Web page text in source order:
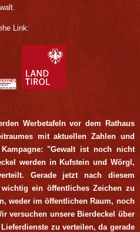
Link:
Werbetafeln vor dem Rathaus
mit aktuellen Zahlen und
"Gewalt ist noch nicht
werden in Kufstein und Wörgl,
Gerade jetzt nach diesem
ein öffentliches Zeichen zu
weder im öffentlichen Raum, noch
versuchen unsere Bierdeckel über
zu verteilen, da gerade